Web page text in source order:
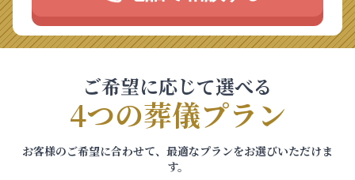
ご希望に応じて選べる
4つの葬儀プラン
お客様のご希望に合わせて、最適なプランをお選びいただけま
す。